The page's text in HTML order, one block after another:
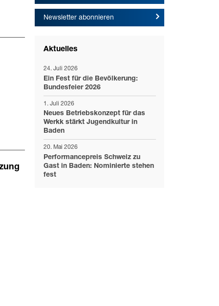
Newsletter abonnieren
Aktuelles
24. Juli 2026
Ein Fest für die Bevölkerung:
Bundesfeier 2026
1. Juli 2026
Neues Betriebskonzept für das
Werkk stärkt Jugendkultur in
Baden
20. Mai 2026
Performancepreis Schweiz zu
Gast in Baden: Nominierte stehen
fest